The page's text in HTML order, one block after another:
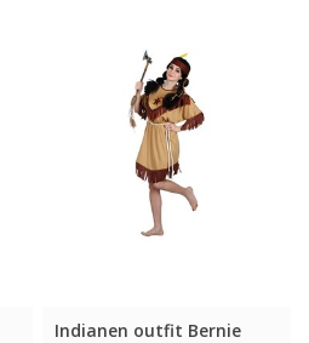
Indianen outfit Bernie